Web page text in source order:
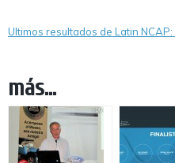
Ultimos resultados de Latin
más...